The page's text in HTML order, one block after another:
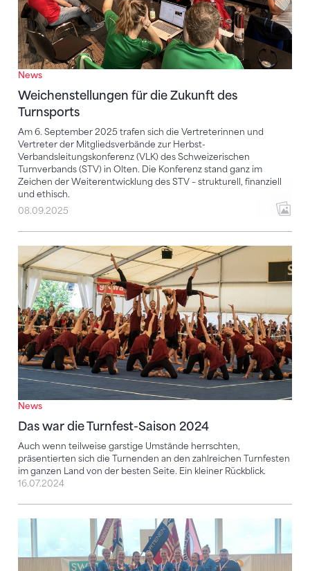
News
Weichenstellungen für die Zukunft des
Turnsports
Am 6. September 2025 trafen sich die Vertreterinnen und
Vertreter der Mitgliedsverbände zur Herbst-
Verbandsleitungskonferenz (VLK) des Schweizerischen
Turnverbands (STV) in Olten. Die Konferenz stand ganz im
Zeichen der Weiterentwicklung des STV – strukturell, finanziell
und ethisch.
08.09.2025
News
Das war die Turnfest-Saison 2024
Auch wenn teilweise garstige Umstände herrschten,
präsentierten sich die Turnenden an den zahlreichen Turnfesten
im ganzen Land von der besten Seite. Ein kleiner Rückblick.
Das war die Turnfest-Saison 2024
16.07.2024
Grindel und Urtenen feiern Cup-Titel im Korbball